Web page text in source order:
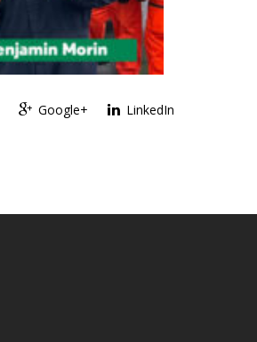
Google+ LinkedIn